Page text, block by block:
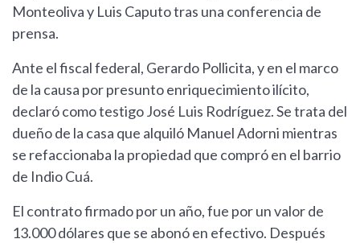
Monteoliva y Luis Caputo tras una conferencia de
prensa.
Ante el fiscal federal, Gerardo Pollicita, y en el marco
de la causa por presunto enriquecimiento ilícito,
declaró como testigo José Luis Rodríguez. Se trata del
dueño de la casa que alquiló Manuel Adorni mientras
se refaccionaba la propiedad que compró en el barrio
de Indio Cuá.
El contrato firmado por un año, fue por un valor de
13.000 dólares que se abonó en efectivo. Después